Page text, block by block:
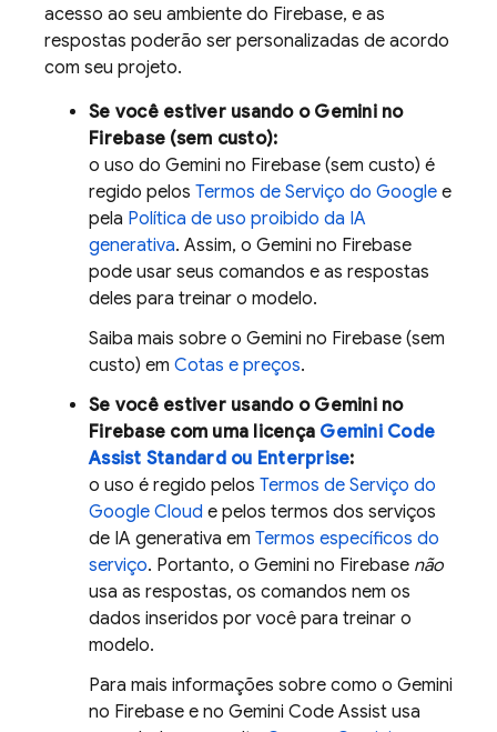
acesso ao seu ambiente do Firebase, e as
respostas poderão ser personalizadas de acordo
com seu projeto.
Se você estiver usando o Gemini no
Firebase (sem custo):
o uso do Gemini no Firebase (sem custo) é
regido pelos Termos de Serviço do Google e
pela Política de uso proibido da IA
generativa. Assim, o Gemini no Firebase
pode usar seus comandos e as respostas
deles para treinar o modelo.
Saiba mais sobre o Gemini no Firebase (sem
custo) em Cotas e preços.
Se você estiver usando o Gemini no
Firebase com uma licença Gemini Code
Assist Standard ou Enterprise:
o uso é regido pelos Termos de Serviço do
Google Cloud e pelos termos dos serviços
de IA generativa em Termos específicos do
serviço. Portanto, o Gemini no Firebase não
usa as respostas, os comandos nem os
dados inseridos por você para treinar o
modelo.
Para mais informações sobre como o Gemini
no Firebase e no Gemini Code Assist usa